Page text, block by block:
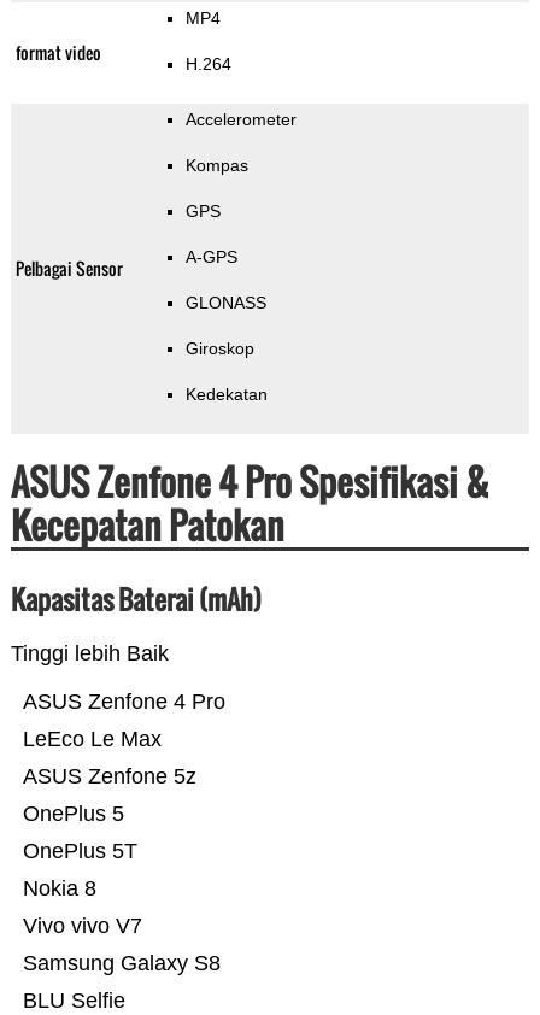
format video
MP4
H.264
Pelbagai Sensor
Accelerometer
Kompas
GPS
A-GPS
GLONASS
Giroskop
Kedekatan
ASUS Zenfone 4 Pro Spesifikasi &
Kecepatan Patokan
Kapasitas Baterai (mAh)
Tinggi lebih Baik
BLU Selfie
Samsung Galaxy S8
Vivo vivo V7
Nokia 8
OnePlus 5T
OnePlus 5
ASUS Zenfone 5z
LeEco Le Max
ASUS Zenfone 4 Pro